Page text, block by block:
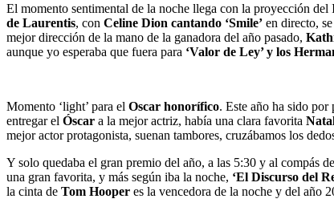
El momento sentimental de la noche llega con la proyección
de Laurentis, con Celine Dion cantando ‘Smile’ en directo,
mejor dirección de la mano de la ganadora del año pasado,
aunque yo esperaba que fuera para ‘Valor de Ley’ y los
Momento ‘light’ para el Oscar honorífico. Este año ha sido por
entregar el Óscar a la mejor actriz, había una clara favorita
mejor actor protagonista, suenan tambores, cruzábamos los
Y solo quedaba el gran premio del año, a las 5:30 y al compás
una gran favorita, y más según iba la noche, ‘El Discurso del
la cinta de Tom Hooper es la vencedora de la noche y del año